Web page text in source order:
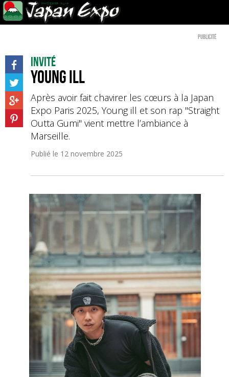
Publicité
Invité
Young Ill
Après avoir fait chavirer les cœurs à la Japan
Expo Paris 2025, Young ill et son rap "Straight
Outta Gumi" vient mettre l’ambiance à
Marseille.
Publié le 12 novembre 2025